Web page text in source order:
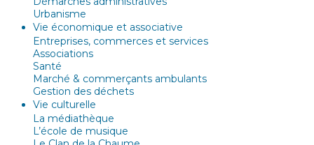
Urbanisme
Vie économique et associative
Entreprises, commerces et services
Associations
Santé
Marché & commerçants ambulants
Gestion des déchets
Vie culturelle
La médiathèque
L’école de musique